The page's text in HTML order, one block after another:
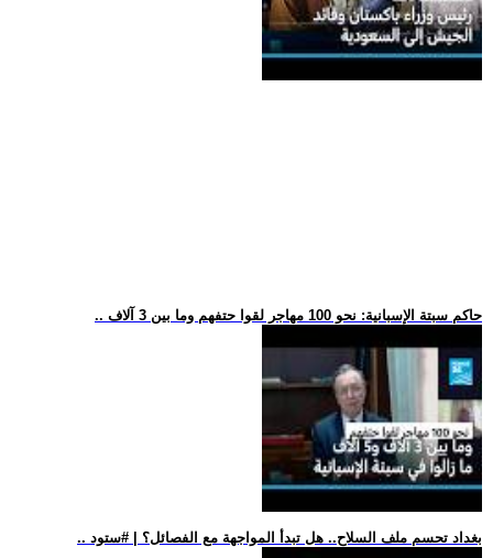
.. حاكم سبتة الإسبانية: نحو 100 مهاجر لقوا حتفهم وما بين 3 آلاف
.. بغداد تحسم ملف السلاح.. هل تبدأ المواجهة مع الفصائل؟ | #ستود